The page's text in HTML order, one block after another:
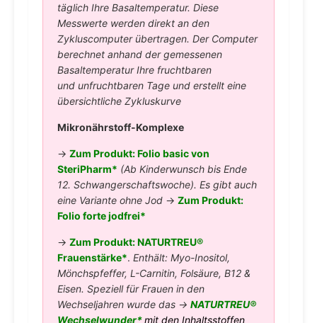
täglich Ihre Basaltemperatur. Diese
Messwerte werden direkt an den
Zykluscomputer übertragen. Der Computer
berechnet anhand der gemessenen
Basaltemperatur Ihre fruchtbaren
und unfruchtbaren Tage und erstellt eine
übersichtliche Zykluskurve
Mikronährstoff-Komplexe
→ Zum Produkt: Folio basic von
SteriPharm* (Ab Kinderwunsch bis Ende
12. Schwangerschaftswoche). Es gibt auch
eine Variante ohne Jod → Zum Produkt:
Folio forte jodfrei*
→ Zum Produkt: NATURTREU®
Frauenstärke*. Enthält: Myo-Inositol,
Mönchspfeffer, L-Carnitin, Folsäure, B12 &
Eisen. Speziell für Frauen in den
Wechseljahren wurde das → NATURTREU®
Wechselwunder*mit den Inhaltsstoffen